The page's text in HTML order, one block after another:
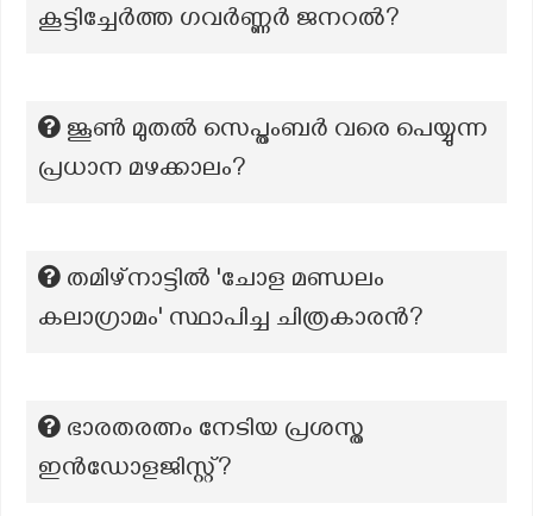
കൂട്ടിച്ചേർത്ത ഗവർണ്ണർ ജനറൽ?
ജൂണ്‍ മുതല്‍ സെപ്തംബര്‍ വരെ പെയ്യുന്ന
പ്രധാന മഴക്കാലം?
തമിഴ്നാട്ടിൽ 'ചോള മണ്ഡലം
കലാഗ്രാമം' സ്ഥാപിച്ച ചിത്രകാരൻ?
ഭാരതരത്നം നേടിയ പ്രശസ്ത
ഇൻഡോളജിസ്റ്റ്?